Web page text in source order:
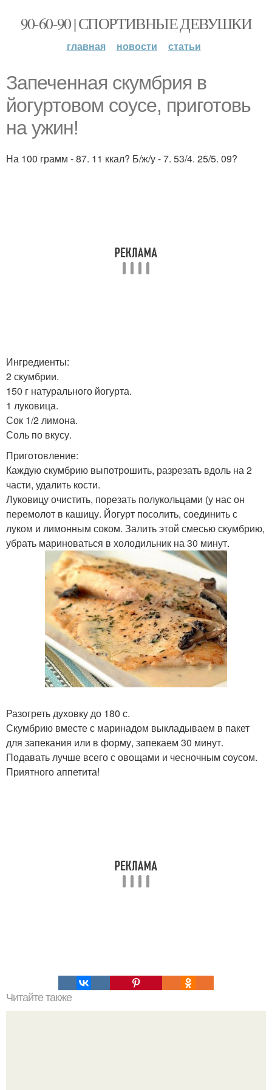
90-60-90 | СПОРТИВНЫЕ ДЕВУШКИ
главная новости статьи
Запеченная скумбрия в
йогуртовом соусе, приготовь
на ужин!
На 100 грамм - 87. 11 ккал? Б/ж/у - 7. 53/4. 25/5. 09?
Ингредиенты:
2 скумбрии.
150 г натурального йогурта.
1 луковица.
Сок 1/2 лимона.
Соль по вкусу.
Приготовление:
Каждую скумбрию выпотрошить, разрезать вдоль на 2
части, удалить кости.
Луковицу очистить, порезать полукольцами (у нас он
перемолот в кашицу. Йогурт посолить, соединить с
луком и лимонным соком. Залить этой смесью скумбрию,
убрать мариноваться в холодильник на 30 минут.
Разогреть духовку до 180 с.
Скумбрию вместе с маринадом выкладываем в пакет
для запекания или в форму, запекаем 30 минут.
Подавать лучше всего с овощами и чесночным соусом.
Приятного аппетита!
Читайте также